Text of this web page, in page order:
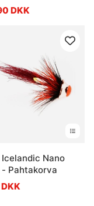
DKK
Icelandic Nano
Pahtakorva